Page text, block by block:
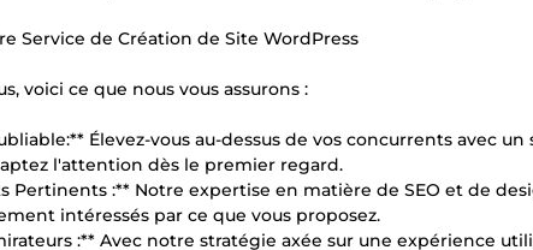
Service de Création de Site WordPress
voici ce que nous vous assurons :
Élevez-vous au-dessus de vos concurrents avec
l'attention dès le premier regard.
Pertinents :** Notre expertise en matière de SEO et de
intéressés par ce que vous proposez.
:** Avec notre stratégie axée sur une expérience